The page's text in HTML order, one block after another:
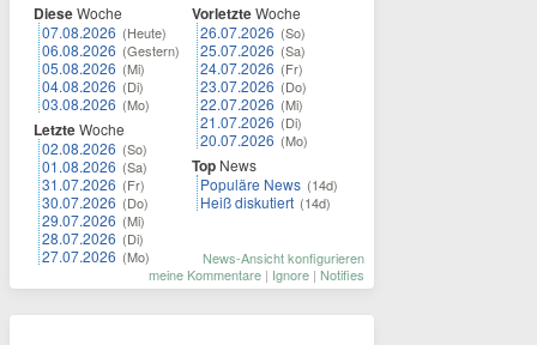
DieseWoche
07.08.2026 (Heute)
06.08.2026 (Gestern)
05.08.2026 (Mi)
04.08.2026 (Di)
03.08.2026 (Mo)
LetzteWoche
02.08.2026 (So)
01.08.2026 (Sa)
31.07.2026 (Fr)
30.07.2026 (Do)
29.07.2026 (Mi)
28.07.2026 (Di)
27.07.2026 (Mo)
VorletzteWoche
26.07.2026 (So)
25.07.2026 (Sa)
24.07.2026 (Fr)
23.07.2026 (Do)
22.07.2026 (Mi)
21.07.2026 (Di)
20.07.2026 (Mo)
Top News
Populäre News (14d)
Heiß diskutiert (14d)
News-Ansicht konfigurieren
meine Kommentare | Ignore | Notifies